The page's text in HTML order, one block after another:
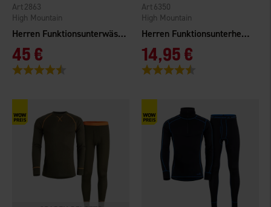
Herren Funktionsunterwäsche Bambus
High Mountain
2863
45 €
Bewertung:
Herren Funktionsunterhemd Norberg
High Mountain
6350
14,95 €
Bewertung: